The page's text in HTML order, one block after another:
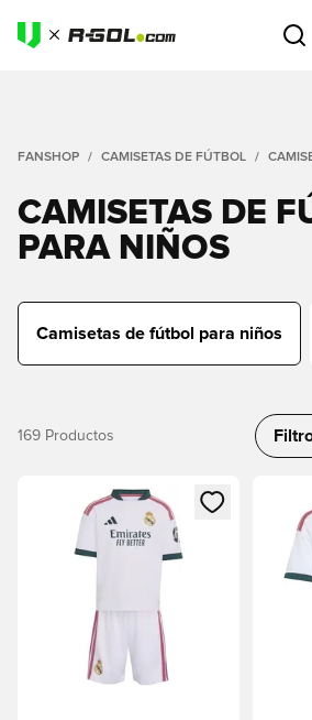
FANSHOP CAMISETAS DE FÚTBOL
CAMISETAS DE
PARA NIÑOS
Camisetas de fútbol para niños
169 Productos
Abre un modal para iniciar sesión o
Abre